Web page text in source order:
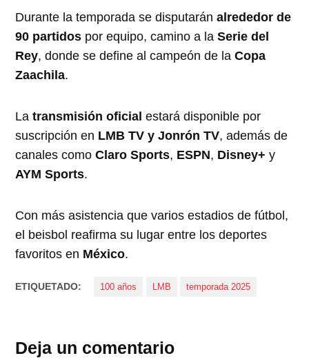
Durante la temporada se disputaránalrededor de
90 partidos por equipo, camino a laSerie del
Rey, donde se define al campeón de laCopa
Zaachila.
Latransmisión oficial estará disponible por
suscripción en LMB TV y Jonrón TV, además de
canales comoClaro Sports, ESPN, Disney+ y
AYM Sports.
Con más asistencia que varios estadios de fútbol,
el beisbol reafirma su lugar entre los deportes
favoritos en México.
ETIQUETADO: 100 años LMB temporada 2025
Deja un comentario